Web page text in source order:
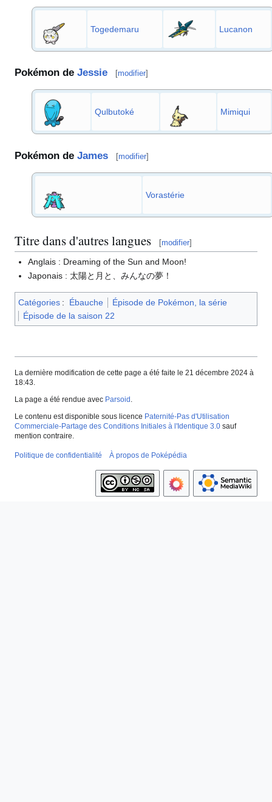
Togedemaru Lucanon
Pokémon de Jessie [modifier]
Qulbutoké Mimiqui
Pokémon de James [modifier]
Vorastérie
Titre dans d'autres langues [modifier]
Anglais : Dreaming of the Sun and Moon!
Japonais : 太陽と月と、みんなの夢！
Catégories : Ébauche
Épisode de Pokémon, la série
Épisode de la saison 22
La dernière modification de cette page a été faite le 21 décembre 2024 à
18:43.
La page a été rendue avec Parsoid.
Le contenu est disponible sous licence Paternité-Pas d'Utilisation
Commerciale-Partage des Conditions Initiales à l'Identique 3.0 sauf
mention contraire.
Politique de confidentialité À propos de Poképédia